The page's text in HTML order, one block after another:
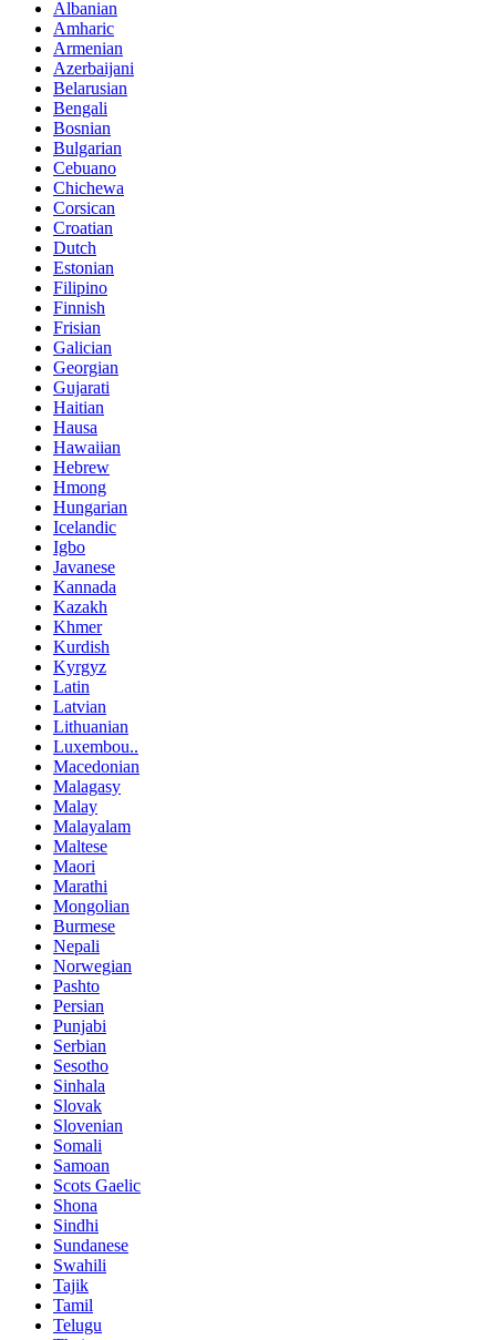
Albanian
Amharic
Armenian
Azerbaijani
Belarusian
Bengali
Bosnian
Bulgarian
Cebuano
Chichewa
Corsican
Croatian
Dutch
Estonian
Filipino
Finnish
Frisian
Galician
Georgian
Gujarati
Haitian
Hausa
Hawaiian
Hebrew
Hmong
Hungarian
Icelandic
Igbo
Javanese
Kannada
Kazakh
Khmer
Kurdish
Kyrgyz
Latin
Latvian
Lithuanian
Luxembou..
Macedonian
Malagasy
Malay
Malayalam
Maltese
Maori
Marathi
Mongolian
Burmese
Nepali
Norwegian
Pashto
Persian
Punjabi
Serbian
Sesotho
Sinhala
Slovak
Slovenian
Somali
Samoan
Scots Gaelic
Shona
Sindhi
Sundanese
Swahili
Tajik
Tamil
Telugu